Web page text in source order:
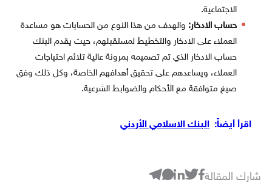
الاجتماعية.
حساب الادخار: والهدف من هذا النوع من الحسابات هو مساعدة
العملاء على الادخار والتخطيط لمستقبلهم، حيث يقدم البنك
حساب الادخار الذي تم تصميمه بمرونة عالية تلائم احتياجات
العملاء، ويساعدهم على تحقيق أهدافهم الخاصة، وكل ذلك وفق
صيغ متوافقة مع الأحكام والضوابط الشرعية.
اقرأ أيضاً: البنك الاسلامي الأردني
شارك المقالة